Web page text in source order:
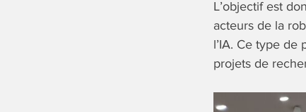
L’objectif est
acteurs de la
l’IA. Ce type
projets de